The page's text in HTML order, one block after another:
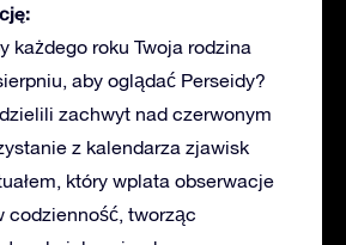
każdego roku Twoja rodzina
aby oglądać Perseidy?
zachwyt nad czerwonym
z kalendarza zjawisk
który wplata obserwacje
codzienność, tworząc